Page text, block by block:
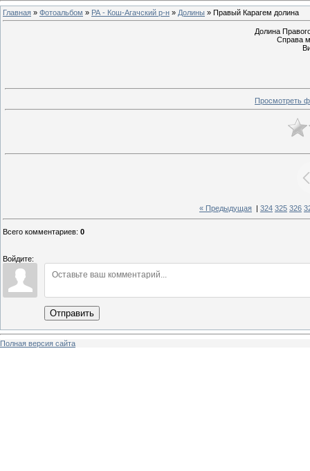
Главная » Фотоальбом » РА - Кош-Агачский р-н » Долины » Правый Карагем долина
Долина
Справа
Просмотреть
« Предыдущая 324 325 326
Всего комментариев: 0
Войдите:
Отправить
Полная версия сайта